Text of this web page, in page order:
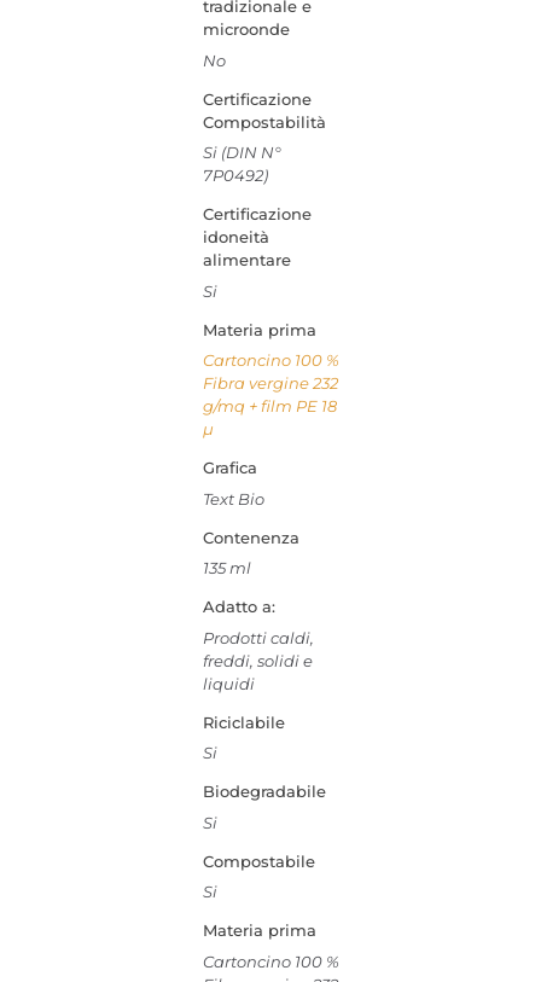
tradizionale e
microonde
No
Certificazione
Compostabilità
Si (DIN N°
7P0492)
Certificazione
idoneità
alimentare
Si
Materia prima
Cartoncino 100 %
Fibra vergine 232
g/mq + film PE 18
µ
Grafica
Text Bio
Contenenza
135 ml
Adatto a:
Prodotti caldi,
freddi, solidi e
liquidi
Riciclabile
Si
Biodegradabile
Si
Compostabile
Si
Materia prima
Cartoncino 100 %